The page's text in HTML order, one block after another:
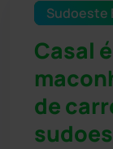
Sudoeste
Casal
de